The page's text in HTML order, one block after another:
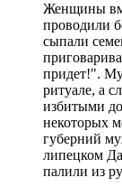
Женщины
проводили
сыпали
придет!".
ритуале, а
избитыми
некоторых
губерний
липецком
палили из